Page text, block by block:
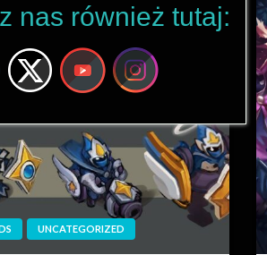
UNCATEGORIZED
nas również tutaj: